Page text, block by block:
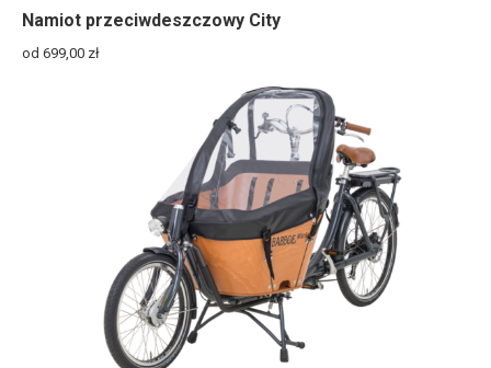
Namiot przeciwdeszczowy City
od 699,00 zł